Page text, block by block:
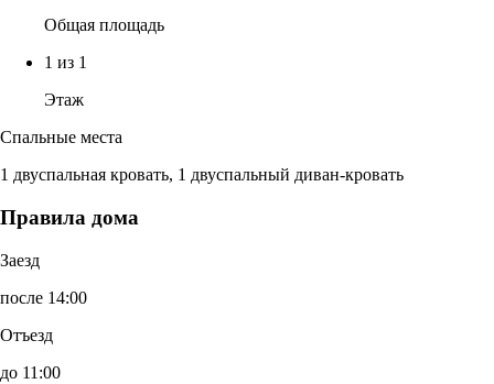
Общая площадь
1 из 1
Этаж
Спальные места
1 двуспальная кровать, 1 двуспальный диван-кровать
Правила дома
Заезд
после 14:00
Отъезд
до 11:00